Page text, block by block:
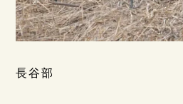
長谷部